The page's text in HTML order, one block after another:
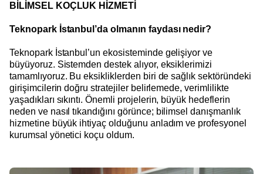
BİLİMSEL KOÇLUK HİZMETİ
Teknopark İstanbul’da olmanın faydası nedir?
Teknopark İstanbul’un ekosisteminde gelişiyor ve
büyüyoruz. Sistemden destek alıyor, eksiklerimizi
tamamlıyoruz. Bu eksikliklerden biri de sağlık sektöründeki
girişimcilerin doğru stratejiler belirlemede, verimlilikte
yaşadıkları sıkıntı. Önemli projelerin, büyük hedeflerin
neden ve nasıl tıkandığını görünce; bilimsel danışmanlık
hizmetine büyük ihtiyaç olduğunu anladım ve profesyonel
kurumsal yönetici koçu oldum.